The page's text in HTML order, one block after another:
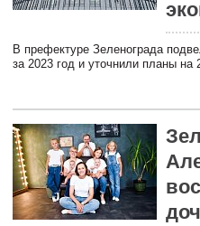
В префектуре Зеленограда
за 2023 год и уточнили планы на